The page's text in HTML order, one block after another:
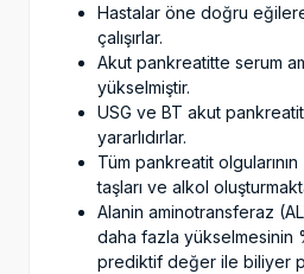
Hastalar öne doğru
çalışırlar.
Akut pankreatitte serum
yükselmiştir.
USG ve BT akut
yararlıdırlar.
Tüm pankreatit
taşları ve alkol
Alanin aminotransferaz
daha fazla yükselmesinin
prediktif değer ile biliyer